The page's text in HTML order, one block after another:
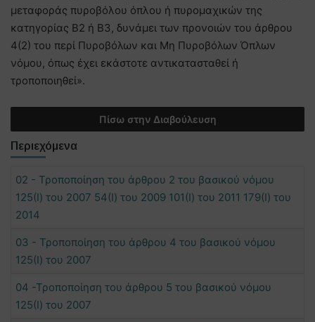
μεταφοράς πυροβόλου όπλου ή πυρομαχικών της
κατηγορίας Β2 ή Β3, δυνάμει των προνοιών του άρθρου
4(2) του περί Πυροβόλων και Μη Πυροβόλων Όπλων
νόμου, όπως έχει εκάστοτε αντικατασταθεί ή
τροποποιηθεί».
Πίσω στην Διαβούλευση
Περιεχόμενα
02 - Τροποποίηση του άρθρου 2 του βασικού νόμου
125(Ι) του 2007 54(Ι) του 2009 101(Ι) του 2011 179(Ι) του
2014
03 - Τροποποίηση του άρθρου 4 του βασικού νόμου
125(Ι) του 2007
04 -Τροποποίηση του άρθρου 5 του βασικού νόμου
125(Ι) του 2007